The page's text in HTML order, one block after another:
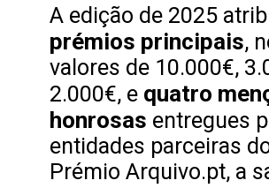
A edição de 2025
prémios principais,
valores de 10.000€,
2.000€, e quatro
honrosas entregues
entidades parceiras
Prémio Arquivo.pt, a